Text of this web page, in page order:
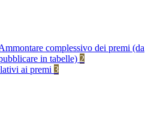
complessivo dei premi (da
in tabelle) 2
ai premi 3